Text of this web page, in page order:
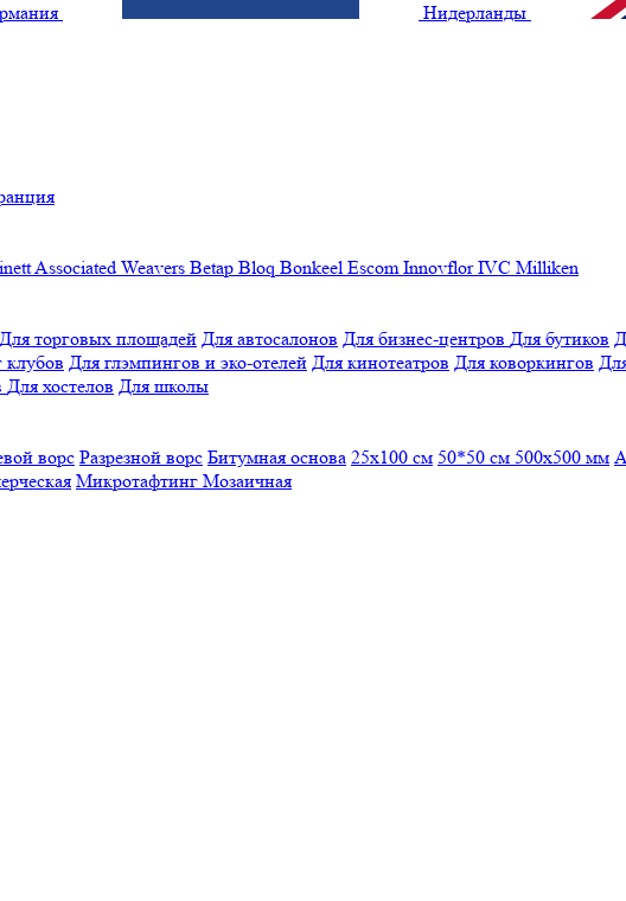
Нидерланды
Associated Weavers Betap Bloq Bonkeel Escom Innovflor IVC Milliken
Для торговых площадей Для автосалонов Для бизнес-центров Для бутиков
клубов Для глэмпингов и эко-отелей Для кинотеатров Для коворкингов
Для хостелов Для школы
ворс Разрезной ворс Битумная основа 25x100 см 50*50 см 500х500 мм
Микротафтинг Мозаичная